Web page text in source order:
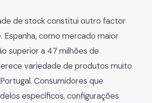
de stock constitui outro factor
Espanha, como mercado maior
superior a 47 milhões de
variedade de produtos muito
Consumidores que
específicos, configurações